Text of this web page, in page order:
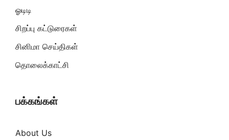
ஓடிடி
சிறப்பு கட்டுரைகள்
சினிமா செய்திகள்
தொலைக்காட்சி
பக்கங்கள்
About Us